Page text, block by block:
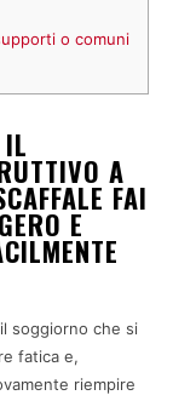
o comuni
A
FAI
E
soggiorno che si
fatica e,
riempire